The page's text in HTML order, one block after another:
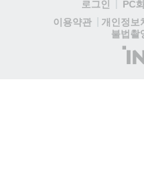
로그인 PC
이용약관
개인정보
불법촬